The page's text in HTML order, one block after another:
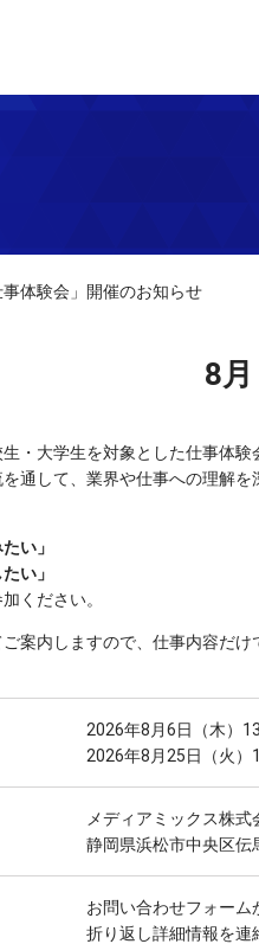
体験会」開催のお知らせ
8
・大学生を対象とした仕事体験
通して、業界や仕事への理解を
い」
い」
ください。
案内しますので、仕事内容だ
2026年8月6日（木）
2026年8月25日（火）
メディアミックス株式
静岡県浜松市中央区
お問い合わせフォーム
折り返し詳細情報を連